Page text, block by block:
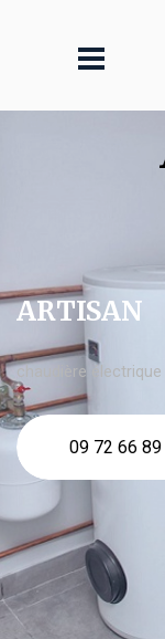
ARTISAN
chaudière
09 72 66 89